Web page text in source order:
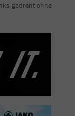
gedreht ohne